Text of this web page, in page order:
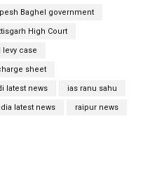
Baghel government
High Court
levy case
sheet
latest news ias ranu sahu
latest news raipur news